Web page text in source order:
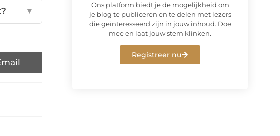
▼
Ons platform biedt je de mogelijkheid om
je blog te publiceren en te delen met lezers
die geïnteresseerd zijn in jouw inhoud. Doe
mee en laat jouw stem klinken.
Registreer nu